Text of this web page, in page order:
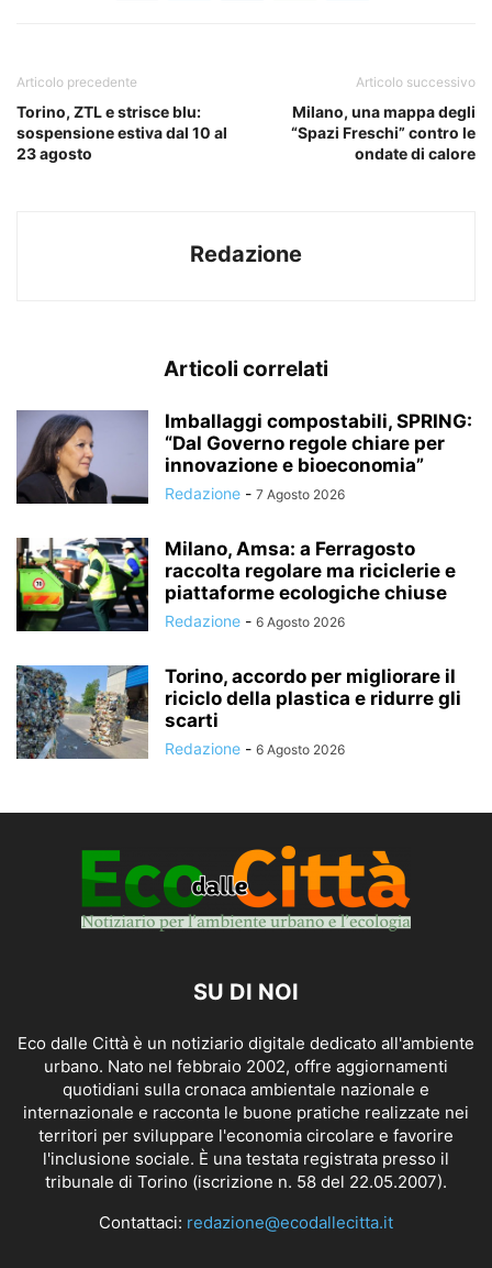
Articolo precedente
Torino, ZTL e strisce blu:
sospensione estiva dal 10 al
23 agosto
Articolo successivo
Milano, una mappa degli
“Spazi Freschi” contro le
ondate di calore
Redazione
Articoli correlati
Imballaggi compostabili, SPRING:
“Dal Governo regole chiare per
innovazione e bioeconomia”
Redazione - 7 Agosto 2026
Milano, Amsa: a Ferragosto
raccolta regolare ma riciclerie e
piattaforme ecologiche chiuse
Redazione - 6 Agosto 2026
Torino, accordo per migliorare il
riciclo della plastica e ridurre gli
scarti
Redazione - 6 Agosto 2026
SU DI NOI
Eco dalle Città è un notiziario digitale dedicato all'ambiente
urbano. Nato nel febbraio 2002, offre aggiornamenti
quotidiani sulla cronaca ambientale nazionale e
internazionale e racconta le buone pratiche realizzate nei
territori per sviluppare l'economia circolare e favorire
l'inclusione sociale. È una testata registrata presso il
tribunale di Torino (iscrizione n. 58 del 22.05.2007).
Contattaci: redazione@ecodallecitta.it